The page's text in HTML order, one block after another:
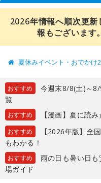
2026年情報へ順次更
報もございます
夏休みイベント・おでかけ
おすすめ
今週末8/8(土)～
覧
おすすめ 【漫画】夏に読
おすすめ
【2026年版】全
もわかる！
おすすめ
雨の日も暑い日
場ガイド